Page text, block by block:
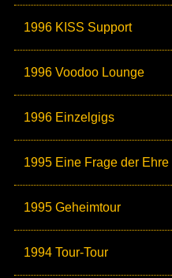
1996 KISS Support
1996 Voodoo Lounge
1996 Einzelgigs
1995 Eine Frage der Ehre
1995 Geheimtour
1994 Tour-Tour